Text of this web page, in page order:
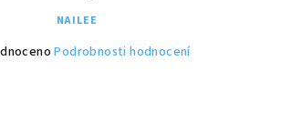
NAILEE
Podrobnosti hodnocení